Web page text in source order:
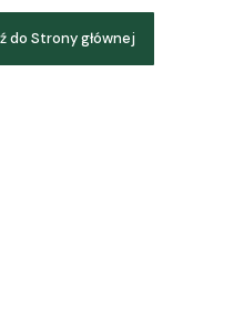
do Strony głównej